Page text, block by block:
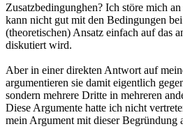
Zusatzbedingunghen? Ich störe mich
kann nicht gut mit den Bedingungen
(theoretischen) Ansatz einfach auf das
diskutiert wird.
Aber in einer direkten Antwort auf
argumentieren sie damit eigentlich
sondern mehrere Dritte in mehreren
Diese Argumente hatte ich nicht
mein Argument mit dieser Begründung